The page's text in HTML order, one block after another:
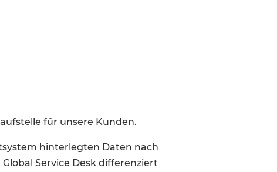
für unsere Kunden.
hinterlegten Daten nach
Service Desk differenziert